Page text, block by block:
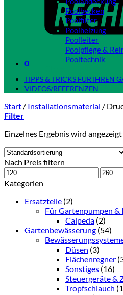
0
Poolbecken
Poolfilter
Poolheizung
Poolleiter
Poolpflege &
Pooltechnik
TIPPS & TRICKS FÜR IHREN
VIDEOS/REFERENZEN
Start / Installationsmaterial /
Filter
Einzelnes Ergebnis wird angezeigt
Nach Preis filtern
Min.
Preis
Max.
Preis
Kategorien
Ersatzteile (2)
Für Gartenpumpen &
Calpeda (2)
Gartenbewässerung (54)
Düsen (3)
Flächenregner
Sonstiges (16)
Steuergeräte &
Tropfschlauch